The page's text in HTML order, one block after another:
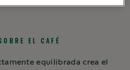
EL CAFÉ
equilibrada crea el